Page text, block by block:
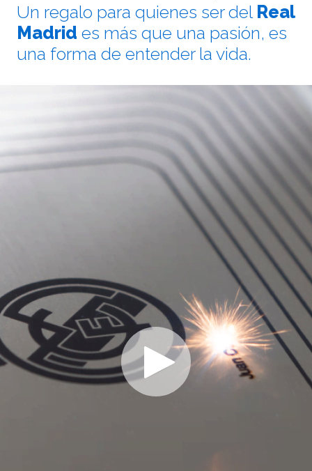
Un regalo para quienes ser del Real
Madrid es más que una pasión, es
una forma de entender la vida.